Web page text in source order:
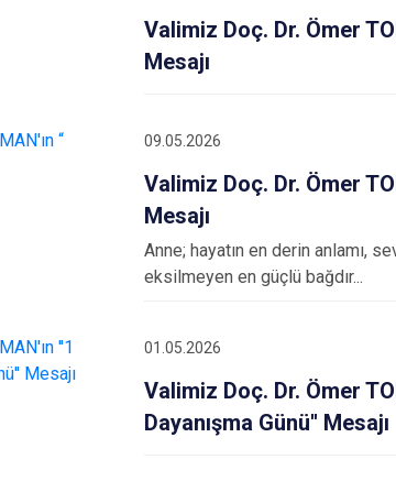
Valimiz Doç. Dr. Ömer
Mesajı
09.05.2026
Valimiz Doç. Dr. Ömer
Mesajı
Anne; hayatın en derin anlamı,
eksilmeyen en güçlü bağdır...
01.05.2026
Valimiz Doç. Dr. Ömer
Dayanışma Günü'' Mesajı